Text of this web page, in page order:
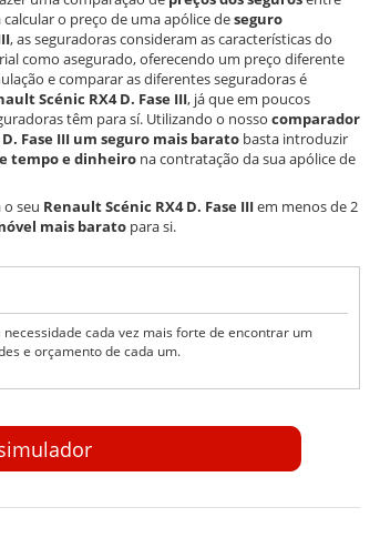
o preço de uma apólice deseguro
, as seguradoras consideram as características do
como asegurado, oferecendo um preço diferente
e comparar as diferentes seguradoras é
Scénic RX4 D. Fase III, já que em poucos
têm para sí. Utilizando o nosso comparador
Fase III um seguro mais barato basta introduzir
tempo e dinheiro na contratação da sua apólice de
o seu Renault Scénic RX4 D. Fase IIIem menos de 2
mais barato para si.
cada vez mais forte de encontrar um
e orçamento de cada um.